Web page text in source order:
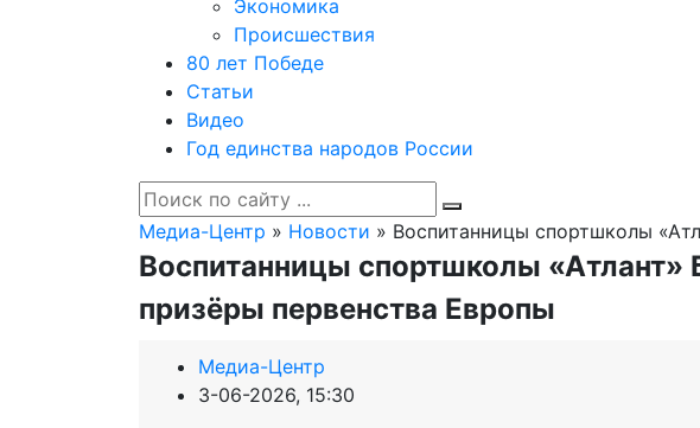
Экономика
Происшествия
80 лет Победе
Статьи
Видео
Год единства народов России
Медиа-Центр » Новости » Воспитанницы спортшколы
Воспитанницы спортшколы «Атлант»
призёры первенства Европы
Медиа-Центр
3-06-2026, 15:30